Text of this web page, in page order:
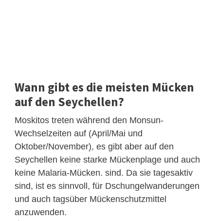
Wann gibt es die meisten Mücken
auf den Seychellen?
Moskitos treten während den Monsun-
Wechselzeiten auf (April/Mai und
Oktober/November), es gibt aber auf den
Seychellen keine starke Mückenplage und auch
keine Malaria-Mücken. sind. Da sie tagesaktiv
sind, ist es sinnvoll, für Dschungelwanderungen
und auch tagsüber Mückenschutzmittel
anzuwenden.